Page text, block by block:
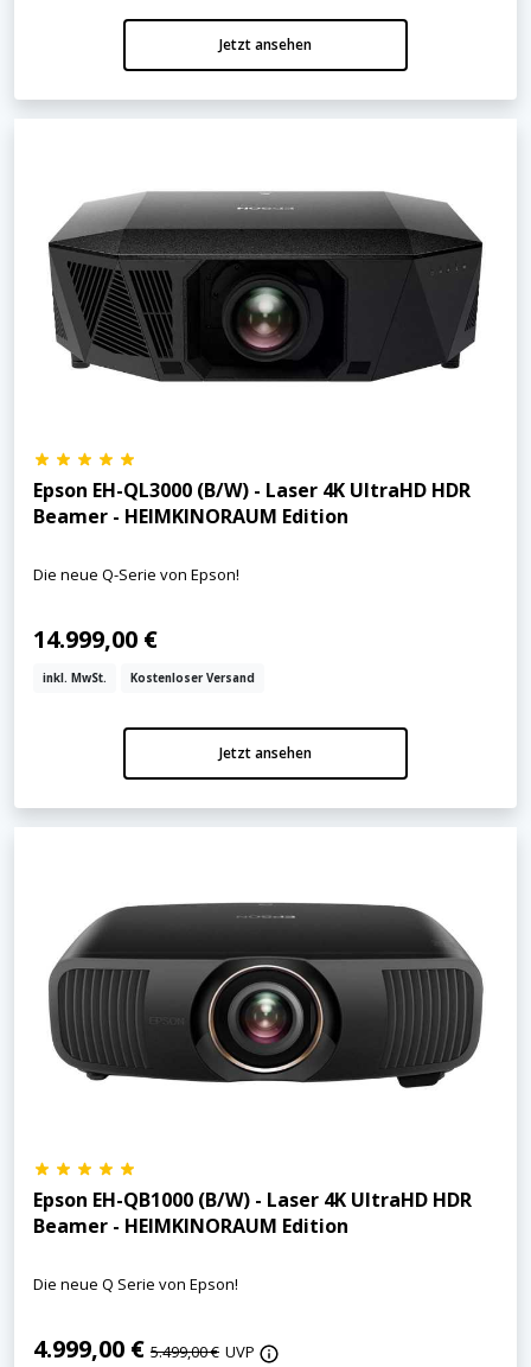
Jetzt ansehen
Epson EH-QL3000 (B/W) - Laser 4K UltraHD HDR
Beamer - HEIMKINORAUM Edition
Die neue Q-Serie von Epson!
14.999,00 €
inkl. MwSt. Kostenloser Versand
Jetzt ansehen
Epson EH-QB1000 (B/W) - Laser 4K UltraHD HDR
Beamer - HEIMKINORAUM Edition
Die neue Q Serie von Epson!
4.999,00 € 5.499,00 € UVP